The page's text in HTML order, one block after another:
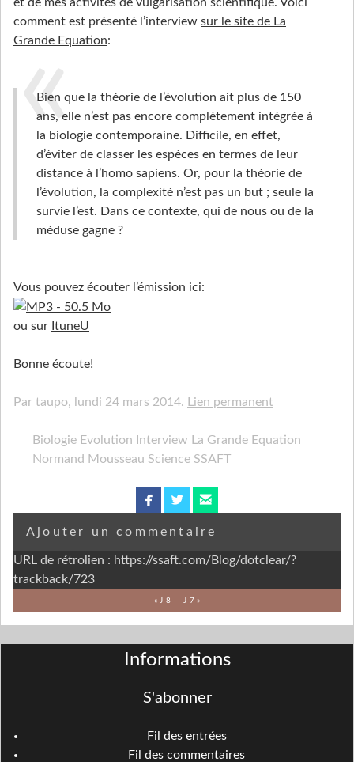
comment est présenté l’interview sur le site de La
Grande Equation:
Bien que la théorie de l’évolution ait plus de 150
ans, elle n’est pas encore complètement intégrée à
la biologie contemporaine. Difficile, en effet,
d’éviter de classer les espèces en termes de leur
distance à l’homo sapiens. Or, pour la théorie de
l’évolution, la complexité n’est pas un but ; seule la
survie l’est. Dans ce contexte, qui de nous ou de la
méduse gagne ?
Vous pouvez écouter l’émission ici:
ou sur ItuneU
Bonne écoute!
Par taupo, lundi 24 mars 2014. Lien permanent
Biologie Evolution Interview La Grande Equation
Normand Mousseau Science SSAFT
facebook twitterbird email
Ajouter un commentaire
URL de rétrolien : https://ssaft.com/Blog/dotclear/?
trackback/723
« J-8 J-7 »
Informations
S'abonner
Fil des entrées
Fil des commentaires